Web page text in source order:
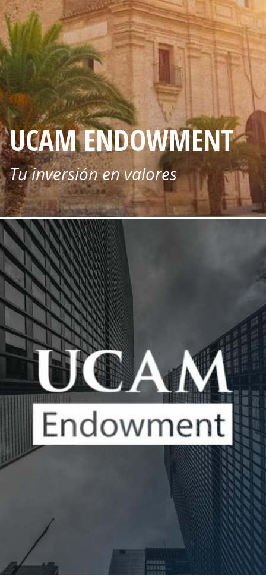
UCAM ENDOWMENT
Tu inversión en valores